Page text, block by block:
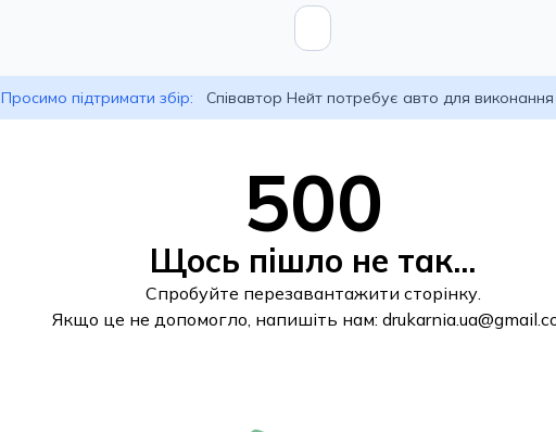
Просимо підтримати збір: Співавтор Нейт потребує авто для
500
Щось пішло не так...
Спробуйте перезавантажити сторінку.
Якщо це не допомогло, напишіть нам: